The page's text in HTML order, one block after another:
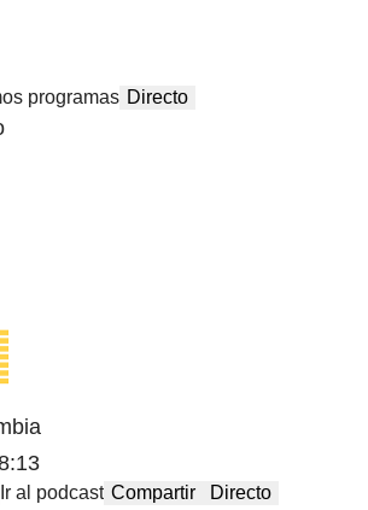
programas Directo
Ir al podcast Compartir Directo